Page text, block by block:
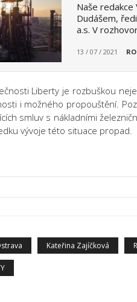
Naše
Dudášem,
a.s. V
13 / 07 / 2021
Liberty je rozbuškou
i možného propouštění.
smluv s nákladními
vývoje této situace propad.
Kateřina Zajíčková